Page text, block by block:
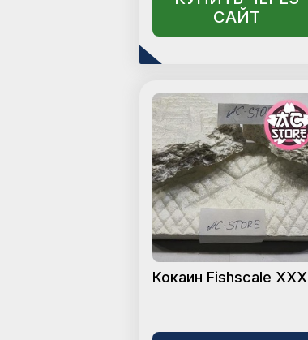
САЙТ
Кокаин Fishscale XXX